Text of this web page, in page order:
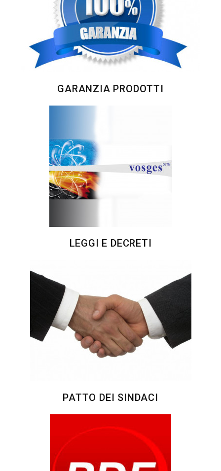
GARANZIA PRODOTTI
LEGGI E DECRETI
PATTO DEI SINDACI